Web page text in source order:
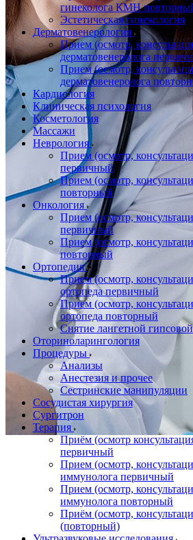
гинеколога КМН
Эстетическая гинекология
Дерматовенерология
Прием (осмотр,
дерматовенеролога
Прием (осмотр,
дерматовенеролога
Кардиология
Клиническая психология
Косметология
Массажи
Неврология
Прием (осмотр,
первичный
Прием (осмотр,
повторный
Онкология
Прием (осмотр,
первичный
Прием (осмотр,
повторный
Ортопедия
Прием (осмотр,
ортопеда первичный
Прием (осмотр,
ортопеда повторный
Снятие лангетной
Оториноларингология
Процедуры
Анализы
Анестезия и прочее
Сестринские манипуляции
Сосудистая хирургия
Сургитрон
Терапия
Приём (осмотр
первичный
Прием (осмотр,
иммунолога первичный
Прием (осмотр,
иммунолога повторный
Приём (осмотр,
(повторный)